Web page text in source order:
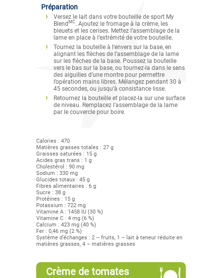
Préparation
Versez le lait dans votre bouteille de sport My
Blend MC. Ajoutez le fromage à la crème, les
bleuets et les cerises. Mettez l’assemblage de la
lame en place à l’extrémité de votre bouteille.
Tournez la bouteille à l’envers sur la base, en
alignant les flèches de l’assemblage de la lame
sur les flèches de la base. Poussez la bouteille
vers le bas sur la base, ou tournez-la dans le sens
des aiguilles d’une montre pour permettre
l’opération mains libres. Mélangez pendant 30 à
45 secondes, ou jusqu’à consistance lisse.
Retournez la bouteille et placez-la sur une surface
de niveau. Remplacez l’assemblage de la lame
par le couvercle pour boire.
Calories : 470
Matières grasses totales : 27 g
Graisses saturées : 15 g
Acides gras trans : 1 g
Cholestérol : 90 mg
Sodium : 330 mg
Glucides totaux : 45 g
Fibres alimentaires : 6 g
Sucre : 38 g
Protéines : 15 g
Potassium : 722 mg
Vitamine A : 1458 IU (30 %)
Vitamine C : 4 mg (6 %)
Calcium : 423 mg (40 %)
Fer : 0,46 mg (2 %)
Système d’échanges : 2 – fruits, 1 – lait à teneur réduite en
matières grasses, 4 – matières grasses
Crème de tomates